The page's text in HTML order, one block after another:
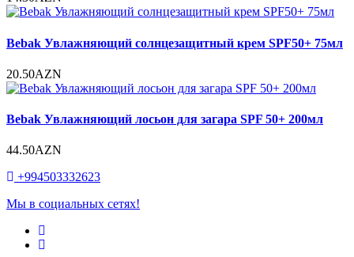
Bebak Увлажняющий солнцезащитный крем SPF50+ 75мл
20.50AZN
Bebak Увлажняющий лосьон для загара SPF 50+ 200мл
44.50AZN
+994503332623
Мы в социальных сетях!